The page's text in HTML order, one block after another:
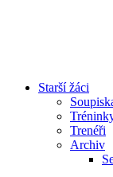
Starší žáci
Trenéři
Archiv